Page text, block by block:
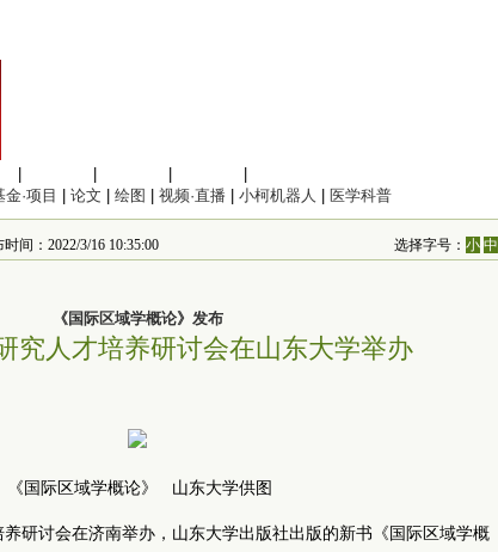
金·项目 论文 绘图 视频·直播 小柯机器人 医学科普
间：2022/3/16 10:35:00 选择字号：小 中
《国际区域学概论》发布
究人才培养研讨会在山东大学举办
《国际区域学概论》 山东大学供图
研讨会在济南举办， 山东大学出版社出版的新书《国际区域学概